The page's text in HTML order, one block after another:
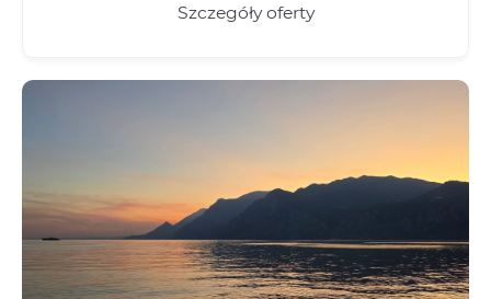
Szczegóły oferty